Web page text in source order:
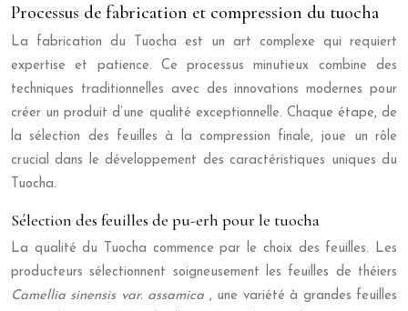
Processus de fabrication et compression du tuocha
La fabrication du Tuocha est un art complexe qui requiert
expertise et patience. Ce processus minutieux combine des
techniques traditionnelles avec des innovations modernes pour
créer un produit d’une qualité exceptionnelle. Chaque étape, de
la sélection des feuilles à la compression finale, joue un rôle
crucial dans le développement des caractéristiques uniques du
Tuocha.
Sélection des feuilles de pu-erh pour le tuocha
La qualité du Tuocha commence par le choix des feuilles. Les
producteurs sélectionnent soigneusement les feuilles de théiers
Camellia sinensis var. assamica , une variété à grandes feuilles